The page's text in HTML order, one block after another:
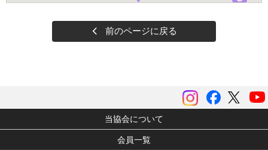
前のページに戻る
ツイ
Facebook
instagram
当協会について
会員一覧